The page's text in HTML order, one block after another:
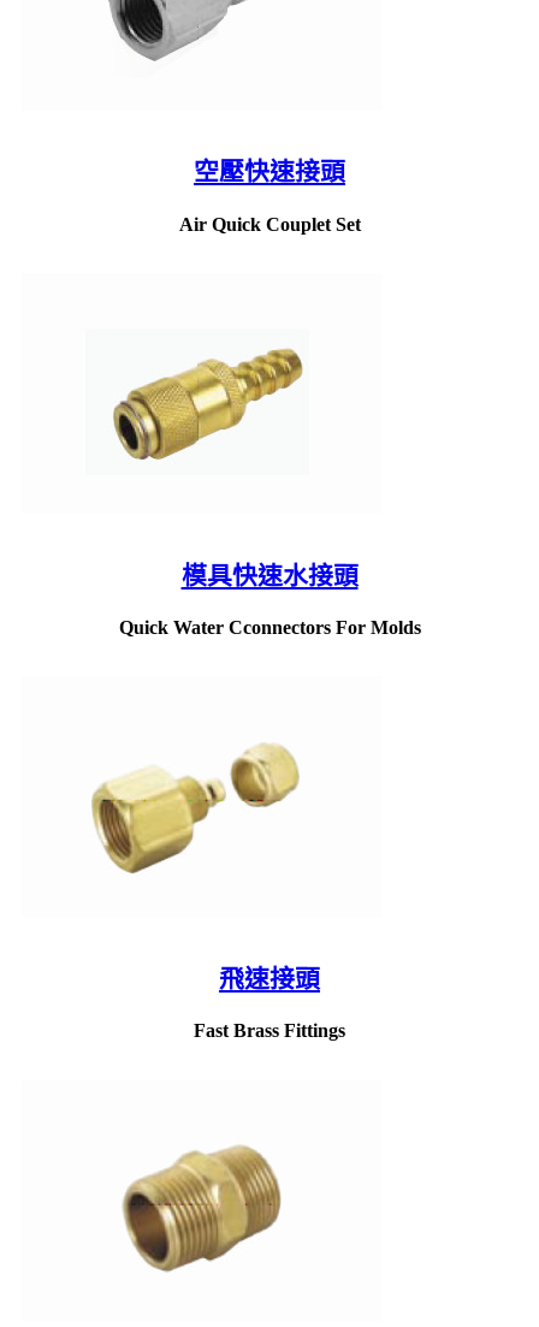
空壓快速接頭
Air Quick Couplet Set
模具快速水接頭
Quick Water Cconnectors For Molds
飛速接頭
Fast Brass Fittings